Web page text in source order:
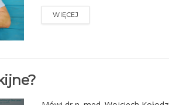
WIĘCEJ